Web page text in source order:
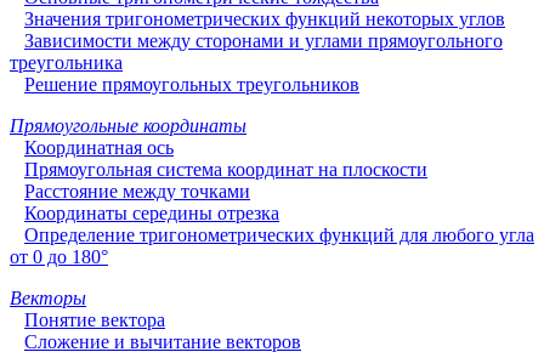
Значения тригонометрических функций некоторых углов
Зависимости между сторонами и углами прямоугольного
треугольника
Решение прямоугольных треугольников
Прямоугольные координаты
Координатная ось
Прямоугольная система координат на плоскости
Расстояние между точками
Координаты середины отрезка
Определение тригонометрических функций для любого угла
от 0 до 180°
Векторы
Понятие вектора
Сложение и вычитание векторов